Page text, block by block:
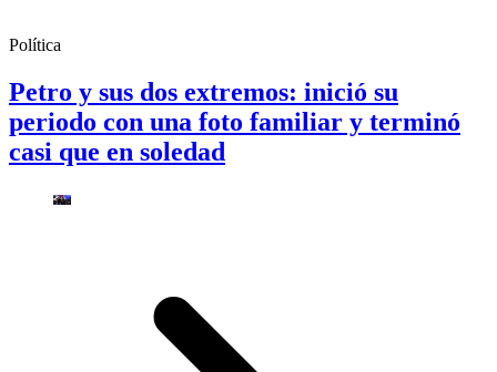
Política
Petro y sus dos extremos: inició su
periodo con una foto familiar y terminó
casi que en soledad